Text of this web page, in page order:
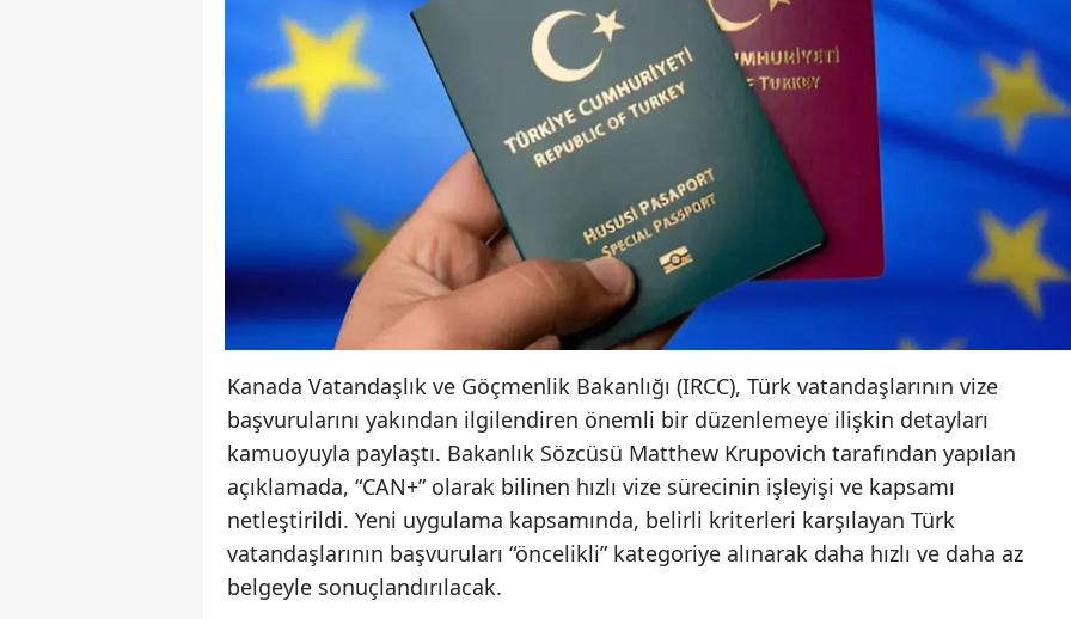
Kanada Vatandaşlık ve Göçmenlik Bakanlığı (IRCC), Türk vatandaşlarının vize
başvurularını yakından ilgilendiren önemli bir düzenlemeye ilişkin detayları
kamuoyuyla paylaştı. Bakanlık Sözcüsü Matthew Krupovich tarafından yapılan
açıklamada, “CAN+” olarak bilinen hızlı vize sürecinin işleyişi ve kapsamı
netleştirildi. Yeni uygulama kapsamında, belirli kriterleri karşılayan Türk
vatandaşlarının başvuruları “öncelikli” kategoriye alınarak daha hızlı ve daha az
belgeyle sonuçlandırılacak.